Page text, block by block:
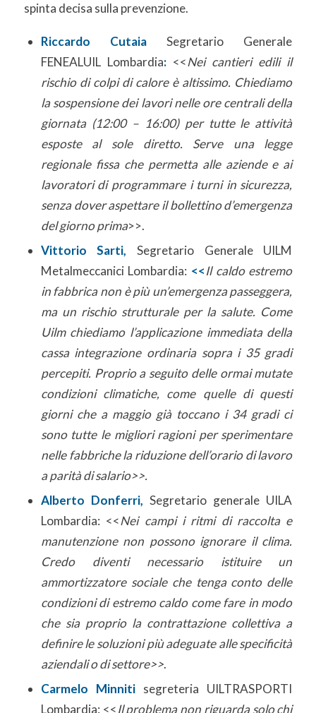
spinta decisa sulla prevenzione.
Riccardo CutaiaSegretario Generale
FENEALUIL Lombardia:<<Nei cantieri edili il
rischio di colpi di calore è altissimo. Chiediamo
la sospensione dei lavori nelle ore centrali della
giornata (12:00 – 16:00) per tutte le attività
esposte al sole diretto. Serve una legge
regionale fissa che permetta alle aziende e ai
lavoratori di programmare i turni in sicurezza,
senza dover aspettare il bollettino d’emergenza
del giorno prima>>.
Vittorio Sarti,Segretario Generale UILM
Metalmeccanici Lombardia: <<Il caldo estremo
in fabbrica non è più un’emergenza passeggera,
ma un rischio strutturale per la salute. Come
Uilm chiediamo l’applicazione immediata della
cassa integrazione ordinaria sopra i 35 gradi
percepiti. Proprioa seguito delle ormai mutate
condizioni climatiche, come quelle di questi
giorni che a maggio già toccano i 34 gradi ci
sono tutte le migliori ragioni per sperimentare
nelle fabbriche la riduzione dell’orario di lavoro
a parità di salario>>.
Alberto Donferri,Segretario generale UILA
Lombardia: <<Nei campi i ritmi di raccolta e
manutenzione non possono ignorare il clima.
Credo diventi necessario istituire un
ammortizzatore sociale che tenga conto delle
condizioni di estremo caldo come fare in modo
che sia proprio la contrattazione collettiva a
definire le soluzioni più adeguate alle specificità
aziendali o di settore>>.
Carmelo Minniti segreteria UILTRASPORTI
Lombardia: <<Il problema non riguarda solo chi